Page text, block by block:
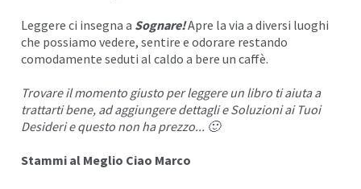
Leggere ci insegna a Sognare!Apre la via a diversi luoghi
che possiamo vedere, sentire e odorare restando
comodamente seduti al caldo a bere un caffè.
Trovare il momento giusto per leggere un libro ti aiuta a
trattarti bene, ad aggiungere dettagli e Soluzioni ai Tuoi
Desiderie questo non ha prezzo... 🙂
Stammi al Meglio Ciao Marco